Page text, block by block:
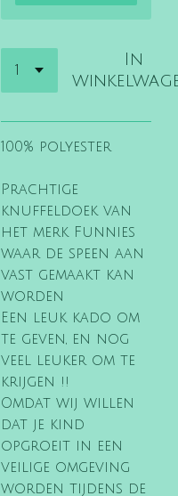
In
100% polyester
Prachtige
knuffeldoek van
het merk Funnies
waar de speen aan
vast gemaakt kan
worden
Een leuk kado om
te geven, en nog
veel leuker om te
krijgen !!
Omdat wij willen
dat je kind
opgroeit in een
veilige omgeving
worden tijdens de